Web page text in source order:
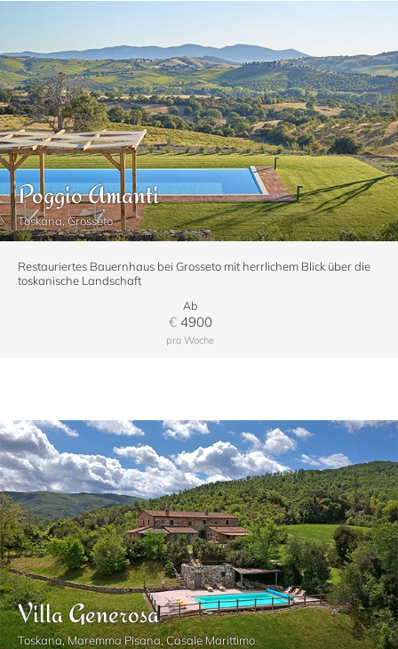
Poggio Amanti
Toskana, Grosseto
Restauriertes Bauernhaus bei Grosseto mit herrlichem Blick über die
toskanische Landschaft
Ab
€4900
pro Woche
Villa Generosa
Toskana, Maremma Pisana, Casale Marittimo